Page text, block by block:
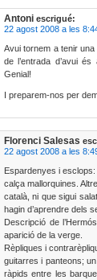
Antoni escrigué:
22 agost 2008 a les
Avui tornem a tenir
de l’entrada d’avui
Genial!
I preparem-nos per
Florenci Salesas
22 agost 2008 a les
Espardenyes i
calça mallorquines.
català, ni que sigui
hagin d’aprendre dels
Descripció de
aparició de la verge.
Rèpliques i
guitarres i panteons;
ràpids entre les